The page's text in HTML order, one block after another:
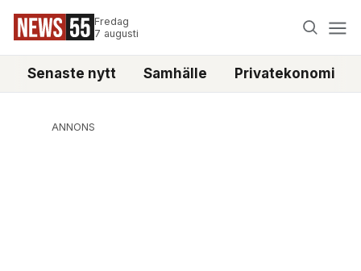
Fredag
7 augusti
Senaste nytt Samhälle Privatekonomi
ANNONS